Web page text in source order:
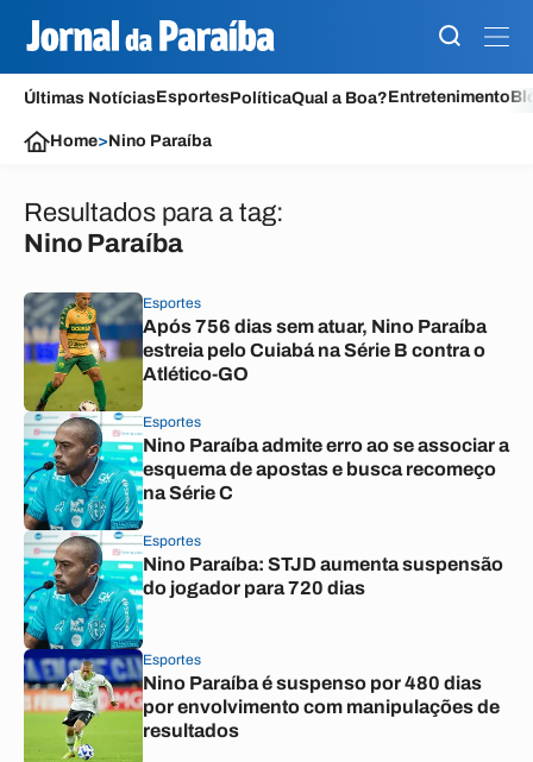
Últimas NotíciasEsportesPolíticaQual a Boa?Entretenimento
Home>Nino Paraíba
Resultados para a tag:
Nino Paraíba
Esportes
Após 756 dias sem atuar, Nino Paraíba
estreia pelo Cuiabá na Série B contra o
Atlético-GO
Esportes
Nino Paraíba admite erro ao se associar a
esquema de apostas e busca recomeço
na Série C
Esportes
Nino Paraíba: STJD aumenta suspensão
do jogador para 720 dias
Esportes
Nino Paraíba é suspenso por 480 dias
por envolvimento com manipulações de
resultados